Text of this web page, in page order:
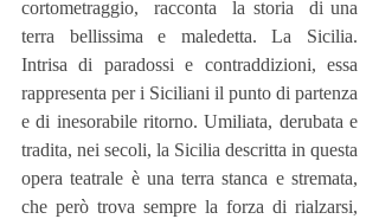
cortometraggio,  racconta  la storia  di una
terra bellissima e maledetta. La Sicilia.
Intrisa di paradossi e contraddizioni, essa
rappresenta per i Siciliani il punto di partenza
e di inesorabile ritorno. Umiliata, derubata e
tradita, nei secoli, la Sicilia descritta in questa
opera teatrale è una terra stanca e stremata,
che però trova sempre la forza di rialzarsi,